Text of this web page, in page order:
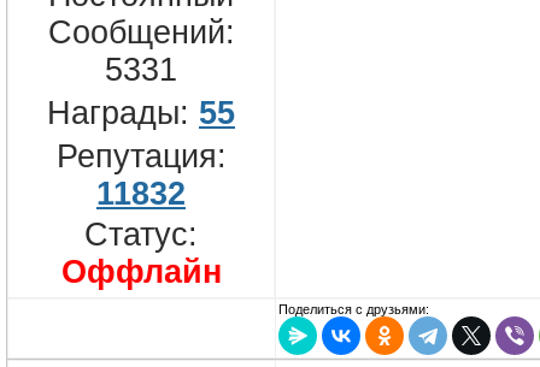
Сообщений:
5331
Награды: 55
Репутация:
11832
Статус:
Оффлайн
Поделиться с друзьями: